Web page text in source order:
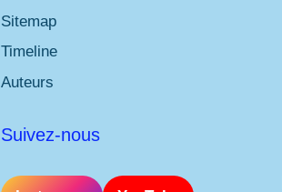
Sitemap
Timeline
Auteurs
Suivez-nous